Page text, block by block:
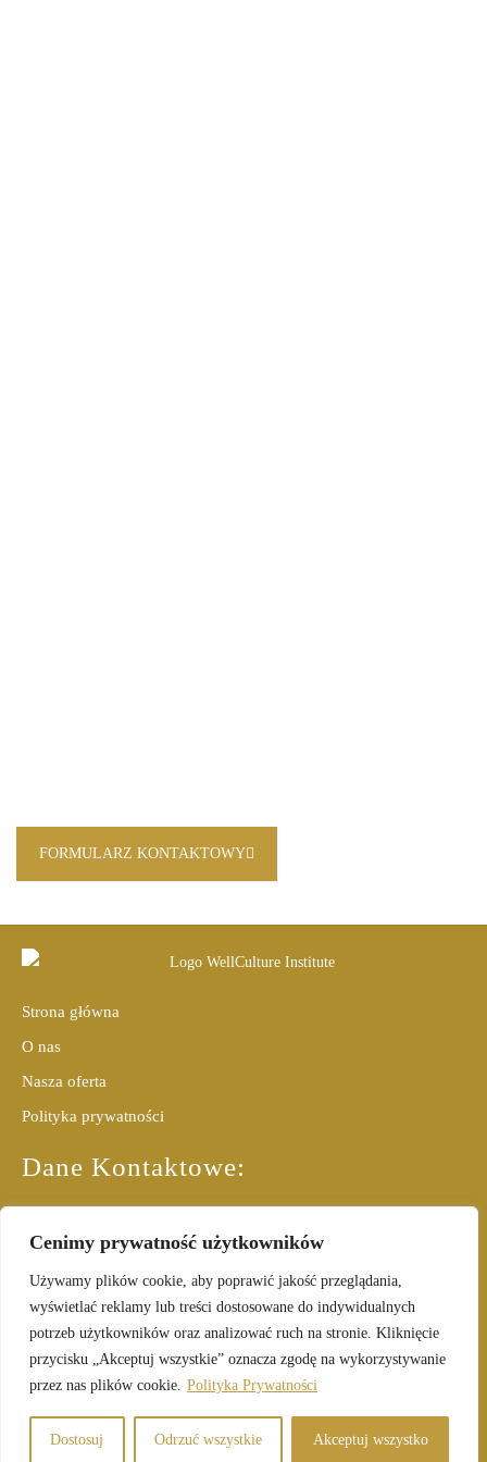
Cenimy prywatność użytkowników
Używamy plików cookie, aby poprawić jakość przeglądania,
wyświetlać reklamy lub treści dostosowane do indywidualnych
potrzeb użytkowników oraz analizować ruch na stronie. Kliknięcie
przycisku „Akceptuj wszystkie” oznacza zgodę na wykorzystywanie
przez nas plików cookie. Polityka Prywatności
Dostosuj Odrzuć wszystkie Akceptuj wszystko
FORMULARZ KONTAKTOWY
Strona główna
O nas
Nasza oferta
Polityka prywatności
Dane Kontaktowe:
ewastelmasiak@wellcultureinstitute.com
Ewa Stelmasiak
WellCulture Institute
© Copyright 2025Atwi.pl,
Liderdobrostanu.pl,
Ewastelmasiak.com